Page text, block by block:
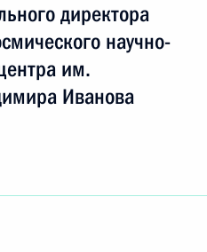
директора
научно-
им.
Иванова